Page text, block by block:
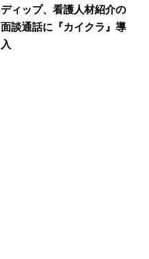
ディップ、看護人材紹介の
面談通話に『カイクラ』導
入